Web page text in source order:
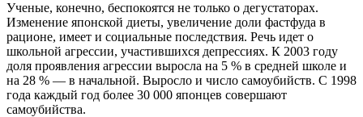
Ученые, конечно, беспокоятся не только о дегустаторах.
Изменение японской диеты, увеличение доли фастфуда в
рационе, имеет и социальные последствия. Речь идет о
школьной агрессии, участившихся депрессиях. К 2003 году
доля проявления агрессии выросла на 5 % в средней школе и
на 28 % — в начальной. Выросло и число самоубийств. С 1998
года каждый год более 30 000 японцев совершают
самоубийства.